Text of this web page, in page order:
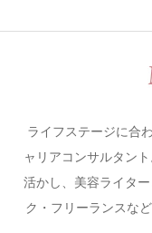
ライフステージに合
ャリアコンサルタン
活かし、美容ライタ
ク・フリーランスな